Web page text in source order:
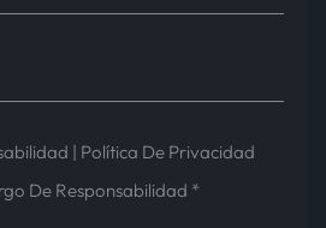
| Política De Privacidad
De Responsabilidad *